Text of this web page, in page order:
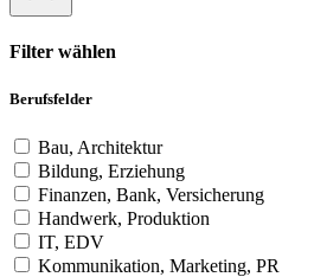
Filter wählen
Berufsfelder
Bau, Architektur
Bildung, Erziehung
Finanzen, Bank, Versicherung
Handwerk, Produktion
IT, EDV
Kommunikation, Marketing, PR